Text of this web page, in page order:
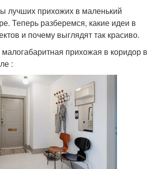
лучших прихожих в маленький
Теперь разберемся, какие идеи в
и почему выглядят так красиво.
прихожая в коридор в
: